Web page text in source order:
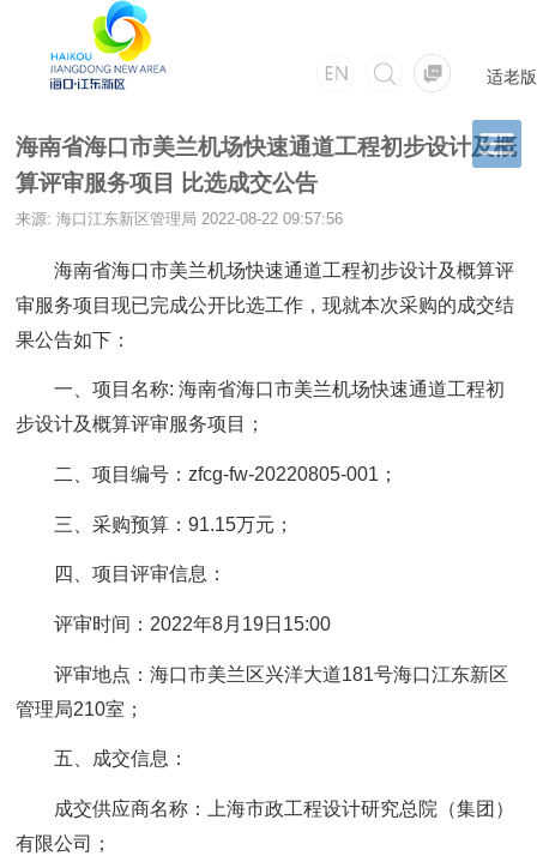
适老版
海南省海口市美兰机场快速通道工程初步设计及概
算评审服务项目 比选成交公告
来源: 海口江东新区管理局 2022-08-22 09:57:56
海南省海口市美兰机场快速通道工程初步设计及概算评
审服务项目现已完成公开比选工作，现就本次采购的成交结
果公告如下：
一、项目名称: 海南省海口市美兰机场快速通道工程初
步设计及概算评审服务项目；
二、项目编号：zfcg-fw-20220805-001；
三、采购预算：91.15万元；
四、项目评审信息：
评审时间：2022年8月19日15:00
评审地点：海口市美兰区兴洋大道181号海口江东新区
管理局210室；
五、成交信息：
成交供应商名称：上海市政工程设计研究总院（集团）
有限公司；